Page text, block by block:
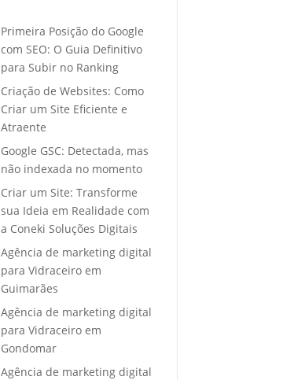
Primeira Posição do Google
com SEO: O Guia Definitivo
para Subir no Ranking
Criação de Websites: Como
Criar um Site Eficiente e
Atraente
Google GSC: Detectada, mas
não indexada no momento
Criar um Site: Transforme
sua Ideia em Realidade com
a Coneki Soluções Digitais
Agência de marketing digital
para Vidraceiro em
Guimarães
Agência de marketing digital
para Vidraceiro em
Gondomar
Agência de marketing digital